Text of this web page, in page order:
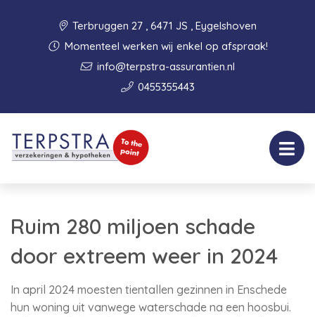
Terbruggen 27 , 6471 JS , Eygelshoven
Momenteel werken wij enkel op afspraak!
info@terpstra-assurantien.nl
0455355443
Ruim 280 miljoen schade
door extreem weer in 2024
In april 2024 moesten tientallen gezinnen in Enschede
hun woning uit vanwege waterschade na een hoosbui.